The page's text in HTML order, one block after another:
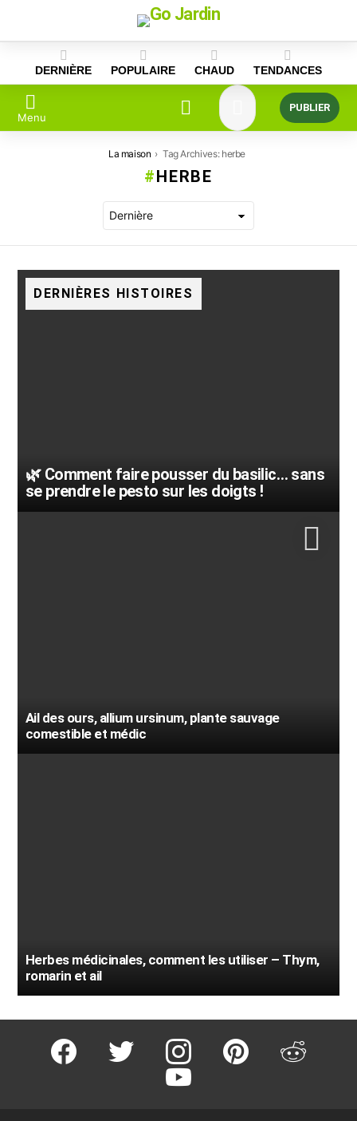
content
DERNIÈRE POPULAIRE CHAUD TENDANCES
Menu
PUBLIER
La maison Tag Archives: herbe
HERBE
DERNIÈRES HISTOIRES
🌿 Comment faire pousser du basilic… sans
se prendre le pesto sur les doigts !
Ail des ours, allium ursinum, plante sauvage
comestible et médic
Herbes médicinales, comment les utiliser – Thym,
romarin et ail
facebook twitter instagram pinterest reddit
youtube